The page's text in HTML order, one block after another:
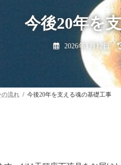
今後20年を
2026年1月12日
の流れ 今後20年を支える魂の基礎工事